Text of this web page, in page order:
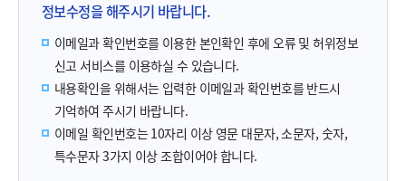
정보수정을 해주시기 바랍니다.
이메일과 확인번호를 이용한 본인확인 후에 오류 및 허위정보
신고 서비스를 이용하실 수 있습니다.
내용확인을 위해서는 입력한 이메일과 확인번호를 반드시
기억하여 주시기 바랍니다.
이메일 확인번호는 10자리 이상 영문 대문자, 소문자, 숫자,
특수문자 3가지 이상 조합이어야 합니다.